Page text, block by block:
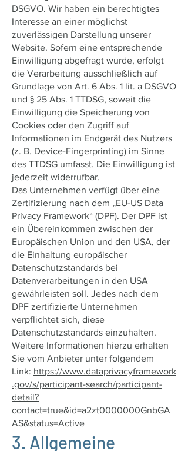
DSGVO. Wir haben ein berechtigtes
Interesse an einer möglichst
zuverlässigen Darstellung unserer
Website. Sofern eine entsprechende
Einwilligung abgefragt wurde, erfolgt
die Verarbeitung ausschließlich auf
Grundlage von Art. 6 Abs. 1 lit. a DSGVO
und § 25 Abs. 1 TTDSG, soweit die
Einwilligung die Speicherung von
Cookies oder den Zugriff auf
Informationen im Endgerät des Nutzers
(z. B. Device-Fingerprinting) im Sinne
des TTDSG umfasst. Die Einwilligung ist
jederzeit widerrufbar.
Das Unternehmen verfügt über eine
Zertifizierung nach dem „EU-US Data
Privacy Framework“ (DPF). Der DPF ist
ein Übereinkommen zwischen der
Europäischen Union und den USA, der
die Einhaltung europäischer
Datenschutzstandards bei
Datenverarbeitungen in den USA
gewährleisten soll. Jedes nach dem
DPF zertifizierte Unternehmen
verpflichtet sich, diese
Datenschutzstandards einzuhalten.
Weitere Informationen hierzu erhalten
Sie vom Anbieter unter folgendem
Link: https://www.dataprivacyframework
.gov/s/participant-search/participant-
detail?
contact=true&id=a2zt0000000GnbGA
AS&status=Active
3. Allgemeine